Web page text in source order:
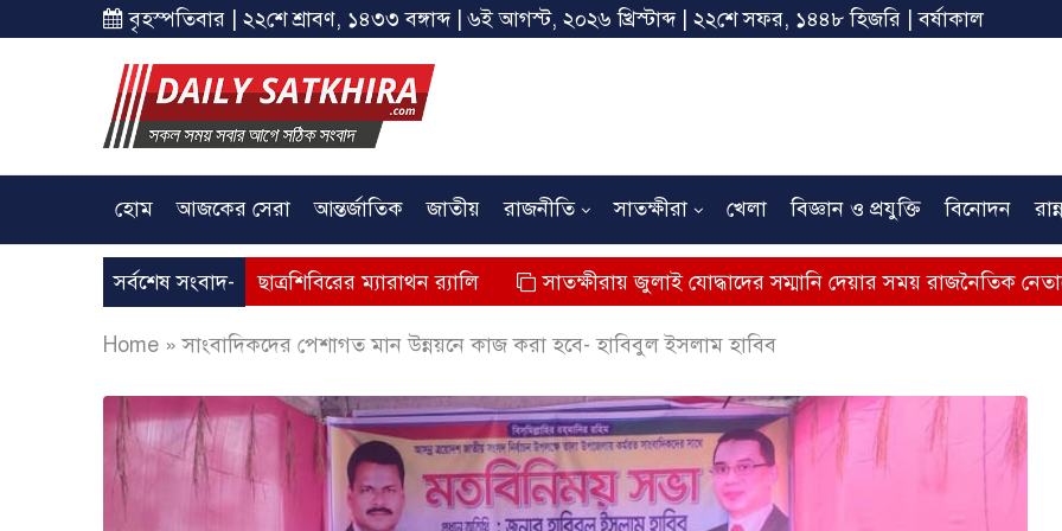
বৃহস্পতিবার | ২২শে শ্রাবণ, ১৪৩৩ বঙ্গাব্দ | ৬ই আগস্ট, ২০২৬ খ্রিস্টাব্দ | ২২শে সফর, ১৪৪৮ হিজরি | বর্ষাকাল
হোম আজকের সেরা আন্তর্জাতিক জাতীয় রাজনীতি সাতক্ষীরা খেলা বিজ্ঞান ও প্রযুক্তি বিনোদন
সর্বশেষ সংবাদ-
সাতক্ষীরায় ছাত্রশিবিরের ম্যারাথন র‌্যালি সাতক্ষীরায় জুলাই যোদ্ধাদের সম্মানি দেয়ার সময় রাজনৈতিক নেতাদের মঞ্চে না
Home »সাংবাদিকদের পেশাগত মান উন্নয়নে কাজ করা হবে- হাবিবুল ইসলাম হাবিব